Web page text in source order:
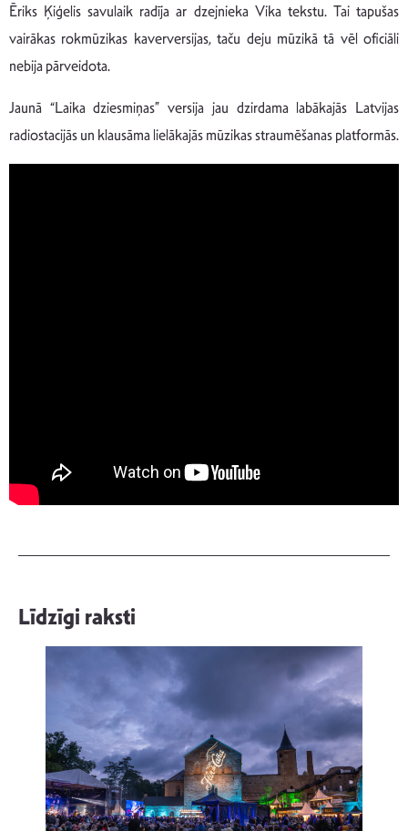
Ēriks Ķiģelis savulaik radīja ar dzejnieka Vika tekstu. Tai tapušas
vairākas rokmūzikas kaverversijas, taču deju mūzikā tā vēl oficiāli
nebija pārveidota.
Jaunā “Laika dziesmiņas” versija jau dzirdama labākajās Latvijas
radiostacijās un klausāma lielākajās mūzikas straumēšanas platformās.
Līdzīgi raksti